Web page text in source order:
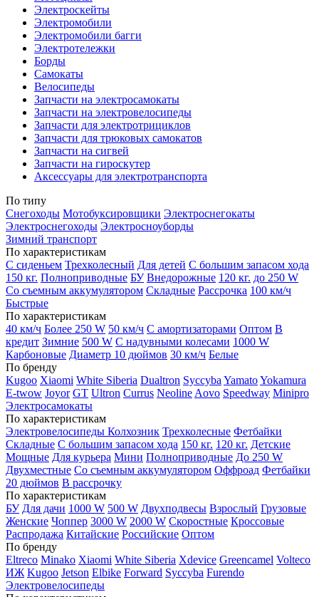
Электроскейты
Электромобили
Электромобили багги
Электротележки
Борды
Самокаты
Велосипеды
Запчасти на электросамокаты
Запчасти на электровелосипеды
Запчасти для электротрициклов
Запчасти для трюковых самокатов
Запчасти на сигвей
Запчасти на гироскутер
Аксессуары для электротранспорта
По типу
Снегоходы Мотобуксировщики Электроснегокаты
Электроснегоходы Электросноуборды
Зимний транспорт
По характеристикам
С сиденьем Трехколесный Для детей С большим запасом хода
150 кг. Полноприводные БУ Внедорожные 120 кг. до 250 W
Со съемным аккумулятором Складные Рассрочка 100 км/ч
Быстрые
По характеристикам
40 км/ч Более 250 W 50 км/ч С амортизаторами Оптом В
кредит Зимние 500 W С надувными колесами 1000 W
Карбоновые Диаметр 10 дюймов 30 км/ч Белые
По бренду
Kugoo Xiaomi White Siberia Dualtron Syccyba YamatoYokamura
E-twow Joyor GT Ultron Currus Neoline Aovo Speedway Minipro
Электросамокаты
По характеристикам
Электровелосипеды Колхозник Трехколесные Фетбайки
Складные С большим запасом хода 150 кг. 120 кг. Детские
Мощные Для курьера Мини Полноприводные До 250 W
Двухместные Со съемным аккумулятором Оффроад Фетбайки
20 дюймов В рассрочку
По характеристикам
БУ Для дачи 1000 W 500 W Двухподвесы Взрослый Грузовые
Женские Чоппер 3000 W 2000 W Скоростные Кроссовые
Распродажа Китайские Российские Оптом
По бренду
Eltreco Minako Xiaomi White Siberia Xdevice Greencamel Volteco
ИЖ Kugoo Jetson Elbike Forward Syccyba Furendo
Электровелосипеды